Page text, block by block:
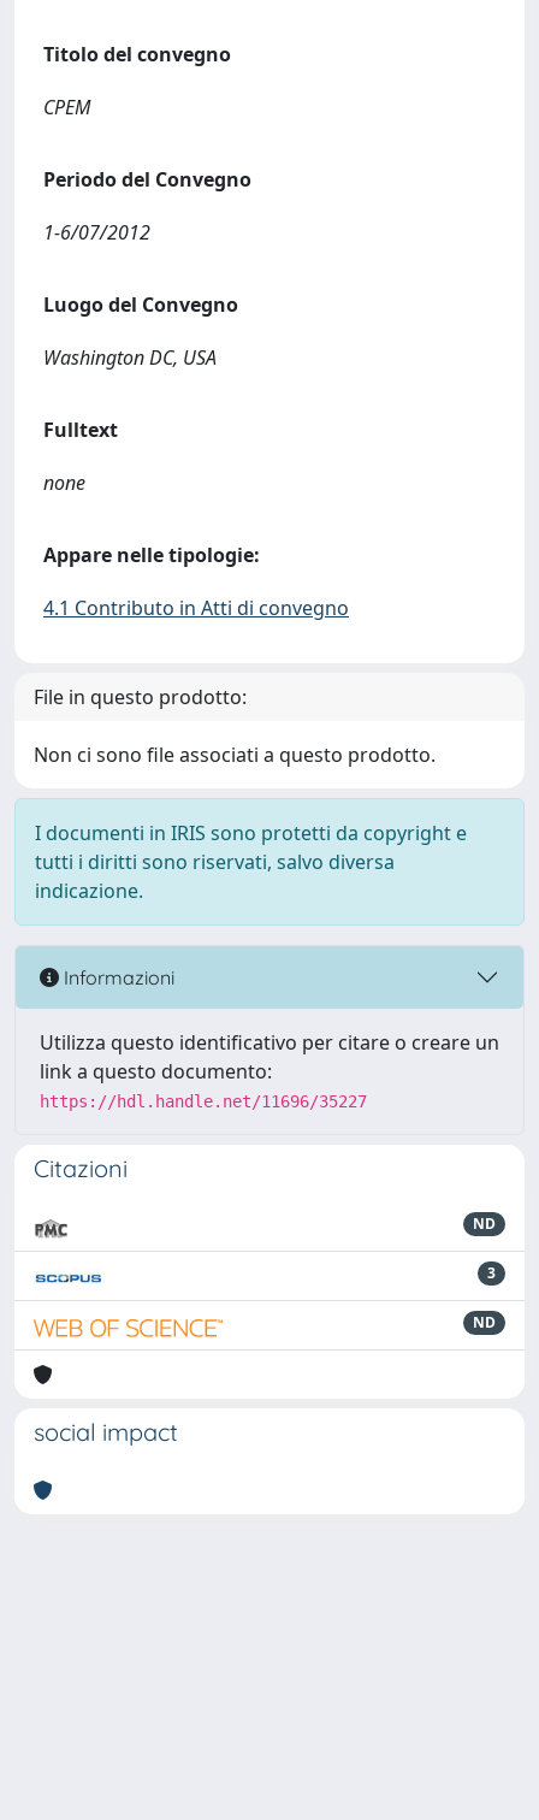
Titolo del convegno
CPEM
Periodo del Convegno
1-6/07/2012
Luogo del Convegno
Washington DC, USA
Fulltext
none
Appare nelle tipologie:
4.1 Contributo in Atti di convegno
File in questo prodotto:
Non ci sono file associati a questo prodotto.
I documenti in IRIS sono protetti da copyright e
tutti i diritti sono riservati, salvo diversa
indicazione.
Informazioni
Utilizza questo identificativo per citare o creare un
link a questo documento:
https://hdl.handle.net/11696/35227
Citazioni
ND
3
ND
social impact